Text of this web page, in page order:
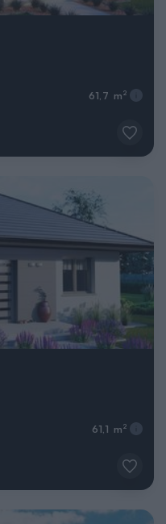
61,7 m 2
61,1 m 2